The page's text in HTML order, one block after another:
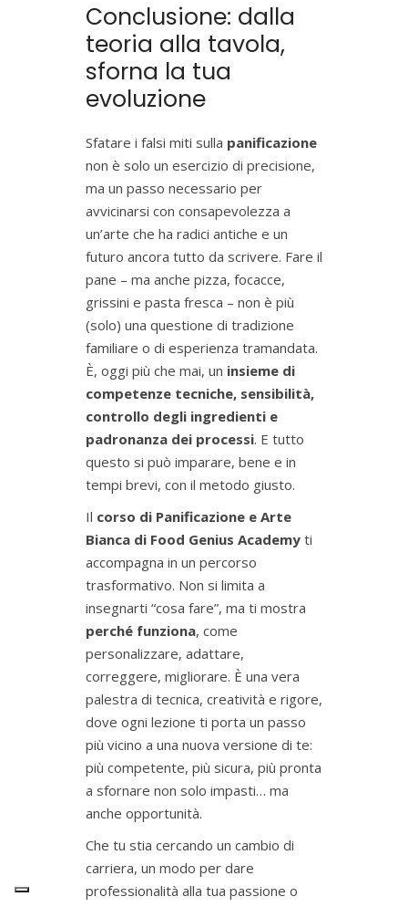
Conclusione: dalla
teoria alla tavola,
sforna la tua
evoluzione
Sfatare i falsi miti sulla panificazione
non è solo un esercizio di precisione,
ma un passo necessario per
avvicinarsi con consapevolezza a
un’arte che ha radici antiche e un
futuro ancora tutto da scrivere. Fare il
pane – ma anche pizza, focacce,
grissini e pasta fresca – non è più
(solo) una questione di tradizione
familiare o di esperienza tramandata.
È, oggi più che mai, un insieme di
competenze tecniche, sensibilità,
controllo degli ingredienti e
padronanza dei processi. E tutto
questo si può imparare, bene e in
tempi brevi, con il metodo giusto.
Il corso di Panificazione e Arte
Bianca di Food Genius Academy ti
accompagna in un percorso
trasformativo. Non si limita a
insegnarti “cosa fare”, ma ti mostra
perché funziona, come
personalizzare, adattare,
correggere, migliorare. È una vera
palestra di tecnica, creatività e rigore,
dove ogni lezione ti porta un passo
più vicino a una nuova versione di te:
più competente, più sicura, più pronta
a sfornare non solo impasti… ma
anche opportunità.
Che tu stia cercando un cambio di
carriera, un modo per dare
professionalità alla tua passione o